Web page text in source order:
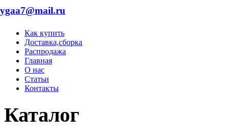
Как купить
Доставка,сборка
Распродажа
Главная
О нас
Статьи
Контакты
Каталог